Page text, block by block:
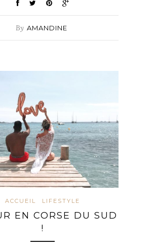
By AMANDINE
ACCUEIL LIFESTYLE
EN CORSE DU SUD
!